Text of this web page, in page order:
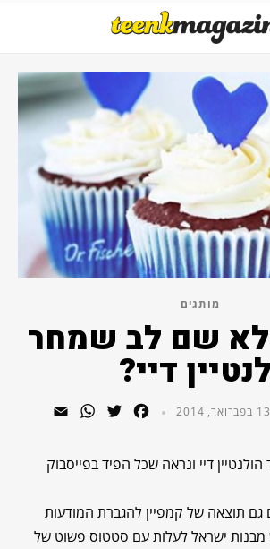
מותגים
שם לב שמחר
דיי?
13 בפברואר, 2014 Facebook
Twitter
WhatsApp
דיי ונראה שכל הפיד בפייסבוק
גם תוצאה של קמפיין להגברת המודעות
ישראל לעלות עם סטטוס פשוט של